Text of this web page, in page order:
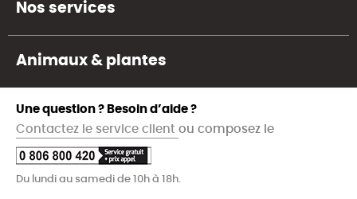
Nos services
Animaux & plantes
Une question ? Besoin d’aide ?
Contactez le service client ou composez le
Du lundi au samedi de 10h à 18h.